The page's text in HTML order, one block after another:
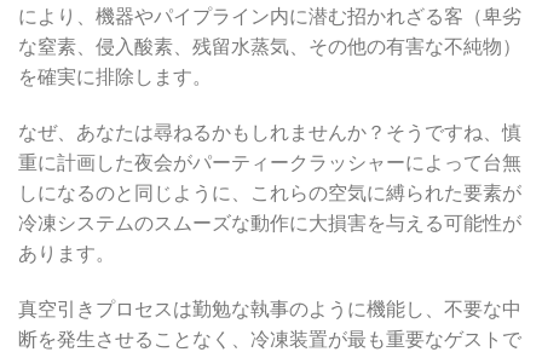
により、機器やパイプライン内に潜む招かれざる客（卑劣
な窒素、侵入酸素、残留水蒸気、その他の有害な不純物）
を確実に排除します。
なぜ、あなたは尋ねるかもしれませんか？そうですね、慎
重に計画した夜会がパーティークラッシャーによって台無
しになるのと同じように、これらの空気に縛られた要素が
冷凍システムのスムーズな動作に大損害を与える可能性が
あります。
真空引きプロセスは勤勉な執事のように機能し、不要な中
断を発生させることなく、冷凍装置が最も重要なゲストで